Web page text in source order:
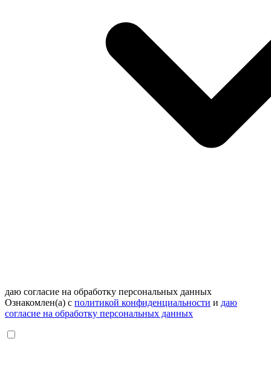
даю согласие на обработку персональных данных
Ознакомлен(а) с политикой конфиденциальности и даю
согласие на обработку персональных данных